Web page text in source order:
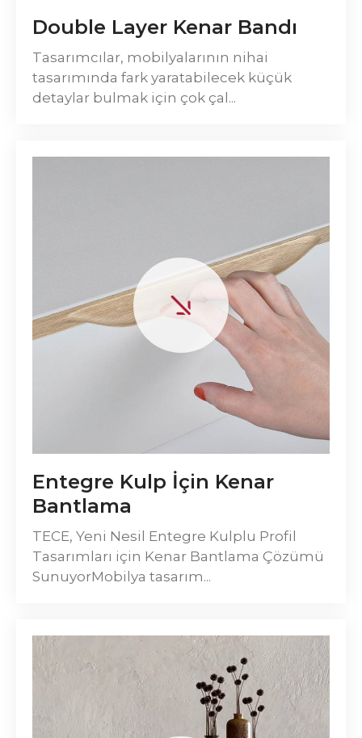
Double Layer Kenar Bandı
Tasarımcılar, mobilyalarının nihai
tasarımında fark yaratabilecek küçük
detaylar bulmak için çok çal...
Entegre Kulp İçin Kenar
Bantlama
TECE, Yeni Nesil Entegre Kulplu Profil
Tasarımları için Kenar Bantlama Çözümü
SunuyorMobilya tasarım...